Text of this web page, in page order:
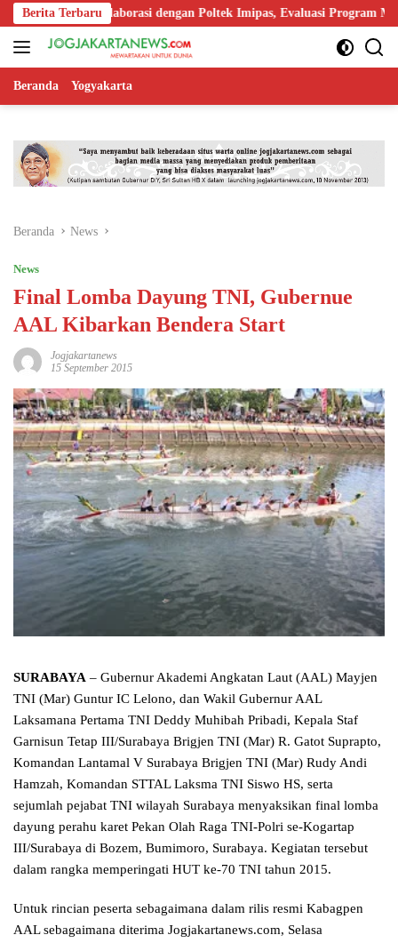
Langsung
ke
konten
Berita Terbaru
Kolaborasi dengan Poltek Imipas, Evaluasi Program Magang
Beranda Yogyakarta
Beranda News
News
Final Lomba Dayung TNI, Gubernue
AAL Kibarkan Bendera Start
Jogjakartanews
15 September 2015
SURABAYA – Gubernur Akademi Angkatan Laut (AAL) Mayjen
TNI (Mar) Guntur IC Lelono, dan Wakil Gubernur AAL
Laksamana Pertama TNI Deddy Muhibah Pribadi, Kepala Staf
Garnisun Tetap III/Surabaya Brigjen TNI (Mar) R. Gatot Suprapto,
Komandan Lantamal V Surabaya Brigjen TNI (Mar) Rudy Andi
Hamzah, Komandan STTAL Laksma TNI Siswo HS, serta
sejumlah pejabat TNI wilayah Surabaya menyaksikan final lomba
dayung perahu karet Pekan Olah Raga TNI-Polri se-Kogartap
III/Surabaya di Bozem, Bumimoro, Surabaya. Kegiatan tersebut
dalam rangka memperingati HUT ke-70 TNI tahun 2015.
Untuk rincian peserta sebagaimana dalam rilis resmi Kabagpen
AAL sebagaimana diterima Jogjakartanews.com, Selasa